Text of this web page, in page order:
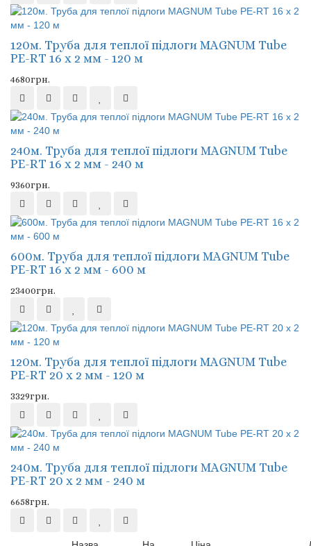
120м. Труба для теплої підлоги MAGNUM Tube
PE-RT 16 x 2 мм - 120 м
4680грн.
240м. Труба для теплої підлоги MAGNUM Tube
PE-RT 16 x 2 мм - 240 м
9360грн.
600м. Труба для теплої підлоги MAGNUM Tube
PE-RT 16 x 2 мм - 600 м
23400грн.
120м. Труба для теплої підлоги MAGNUM Tube
PE-RT 20 x 2 мм - 120 м
3329грн.
240м. Труба для теплої підлоги MAGNUM Tube
PE-RT 20 x 2 мм - 240 м
6658грн.